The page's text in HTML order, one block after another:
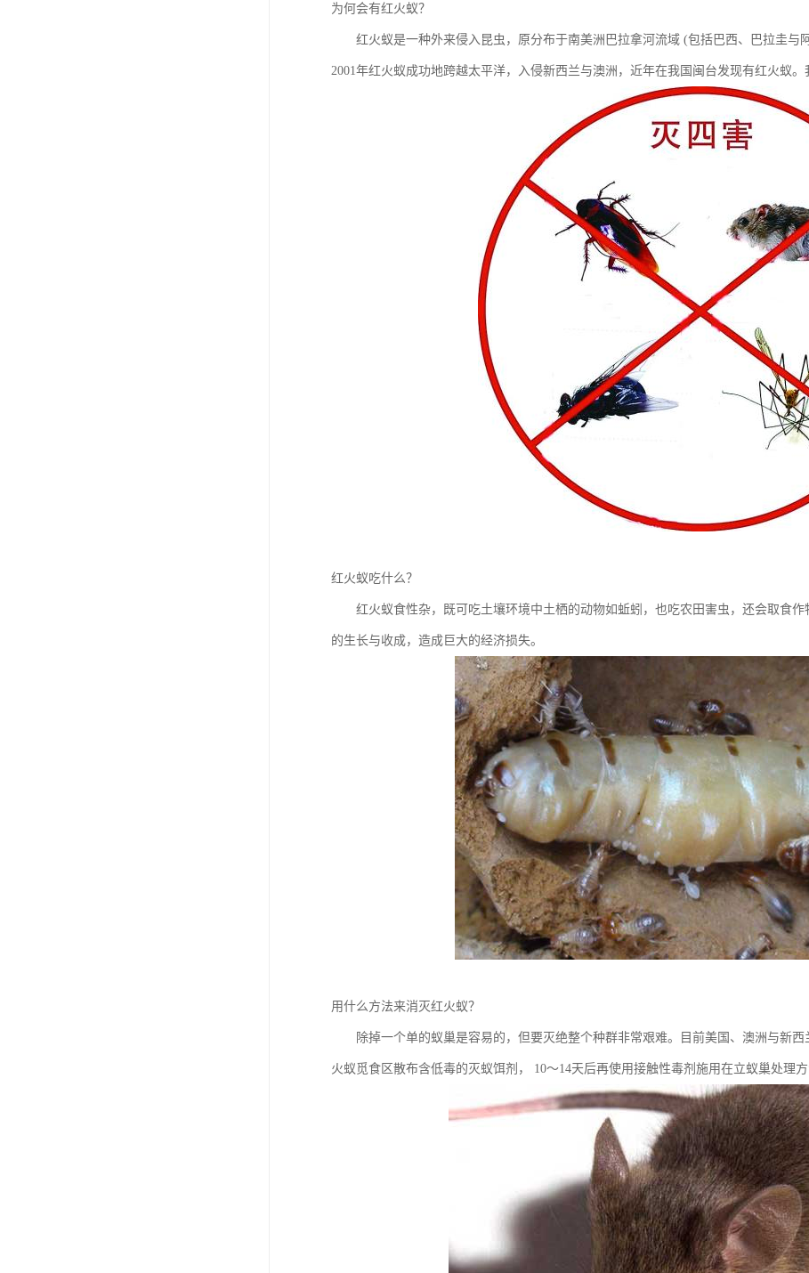
为何会有红火蚁？
红火蚁是一种外来侵入昆虫，原分布于南美洲巴拉拿河流域 (包括巴西、巴拉圭与阿
2001年红火蚁成功地跨越太平洋，入侵新西兰与澳洲，近年在我国闽台发现有红火蚁
红火蚁吃什么？
红火蚁食性杂，既可吃土壤环境中土栖的动物如蚯蚓，也吃农田害虫，还会取食作
的生长与收成，造成巨大的经济损失。
用什么方法来消灭红火蚁？
除掉一个单的蚁巢是容易的，但要灭绝整个种群非常艰难。目前美国、澳洲与新西
火蚁觅食区散布含低毒的灭蚁饵剂， 10～14天后再使用接触性毒剂施用在立蚁巢处理